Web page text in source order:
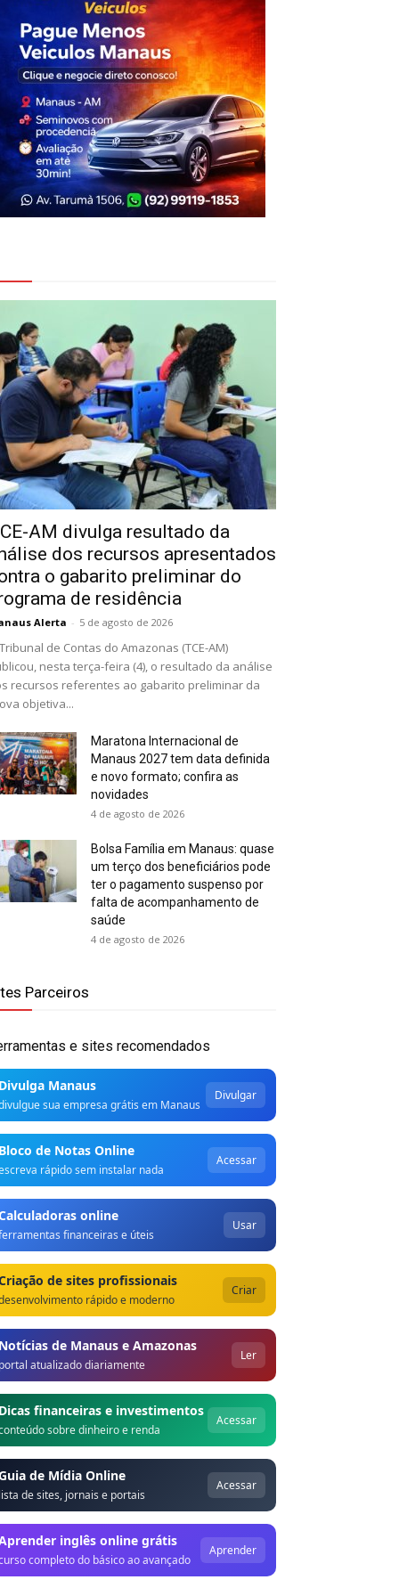
AM divulga resultado da
dos recursos apresentados
o gabarito preliminar do
de residência
Alerta - 5 de agosto de 2026
de Contas do Amazonas (TCE-AM)
nesta terça-feira (4), o resultado da análise
recursos referentes ao gabarito preliminar da
objetiva...
Maratona Internacional de
Manaus 2027 tem data definida
e novo formato; confira as
novidades
4 de agosto de 2026
Bolsa Família em Manaus: quase
um terço dos beneficiários pode
ter o pagamento suspenso por
falta de acompanhamento de
saúde
4 de agosto de 2026
Parceiros
e sites recomendados
Manaus
sua empresa grátis em Manaus
Divulgar
de Notas Online
rápido sem instalar nada
Acessar
online
financeiras e úteis
Usar
de sites profissionais
rápido e moderno
Criar
de Manaus e Amazonas
atualizado diariamente
Ler
financeiras e investimentos
sobre dinheiro e renda
Acessar
de Mídia Online
de sites, jornais e portais
Acessar
inglês online grátis
completo do básico ao avançado
Aprender